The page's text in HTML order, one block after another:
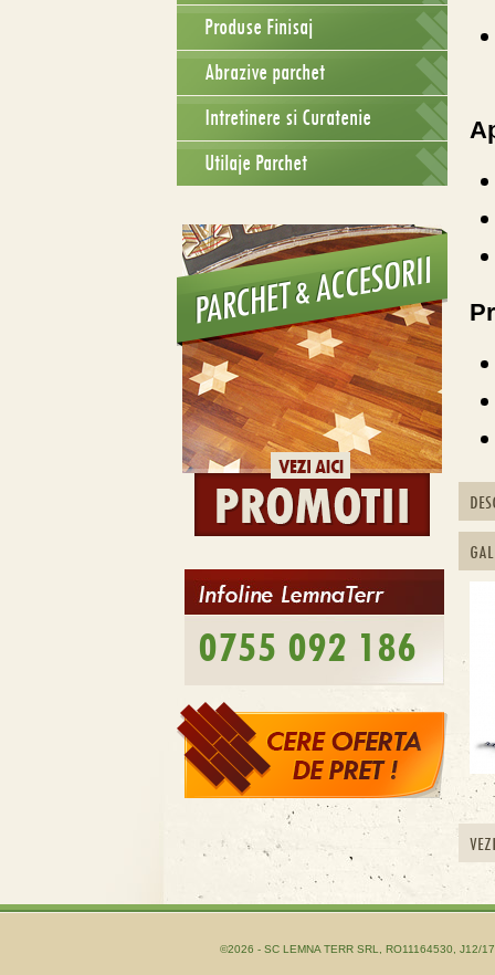
Produse Finisaj
Abrazive parchet
Intretinere si Curatenie
Utilaje Parchet
0755 092 186
©2026 - SC LEMNA TERR SRL, RO11164530, J12/